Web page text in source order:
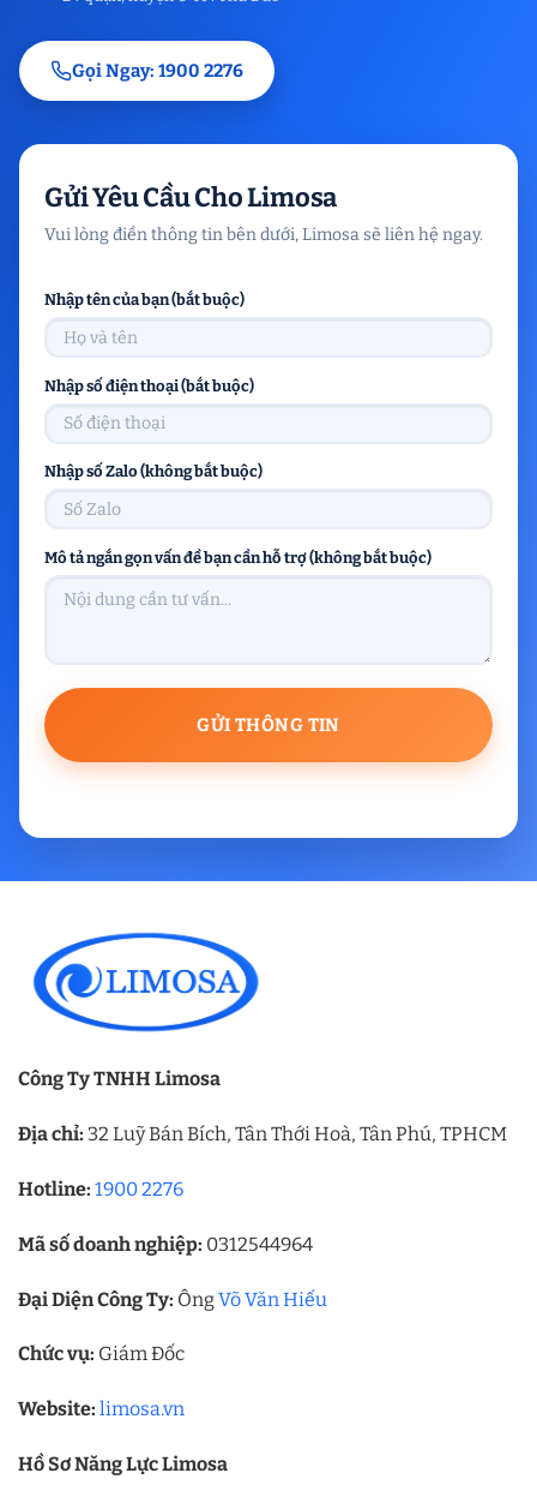
Gọi Ngay: 1900 2276
Gửi Yêu Cầu Cho Limosa
Vui lòng điền thông tin bên dưới, Limosa sẽ liên hệ ngay.
Nhập tên của bạn (bắt buộc)
Nhập số điện thoại (bắt buộc)
Nhập số Zalo (không bắt buộc)
Mô tả ngắn gọn vấn đề bạn cần hỗ trợ (không bắt buộc)
Công Ty TNHH Limosa
Địa chỉ: 32 Luỹ Bán Bích, Tân Thới Hoà, Tân Phú, TPHCM
Hotline: 1900 2276
Mã số doanh nghiệp: 0312544964
Đại Diện Công Ty: ÔngVõ Văn Hiếu
Chức vụ: Giám Đốc
Website: limosa.vn
Hồ Sơ Năng Lực Limosa